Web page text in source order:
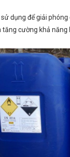
dụng để giải
cường khả năng